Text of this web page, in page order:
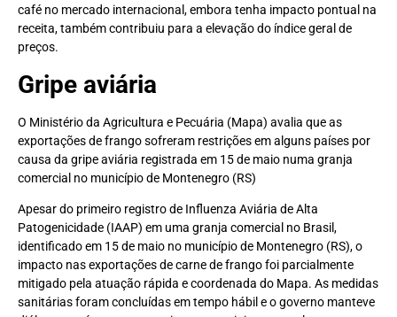
café no mercado internacional, embora tenha impacto pontual na
receita, também contribuiu para a elevação do índice geral de
preços.
Gripe aviária
O Ministério da Agricultura e Pecuária (Mapa) avalia que as
exportações de frango sofreram restrições em alguns países por
causa da gripe aviária registrada em 15 de maio numa granja
comercial no município de Montenegro (RS)
Apesar do primeiro registro de Influenza Aviária de Alta
Patogenicidade (IAAP) em uma granja comercial no Brasil,
identificado em 15 de maio no município de Montenegro (RS), o
impacto nas exportações de carne de frango foi parcialmente
mitigado pela atuação rápida e coordenada do Mapa. As medidas
sanitárias foram concluídas em tempo hábil e o governo manteve